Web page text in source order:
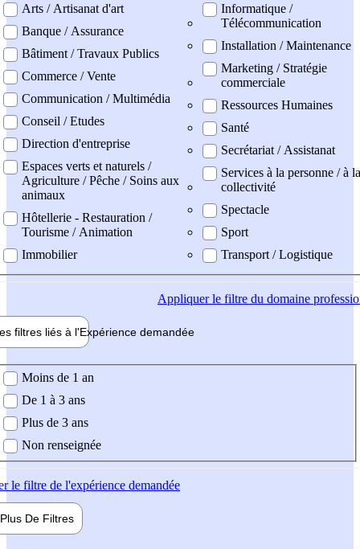
Arts / Artisanat d'art
Banque / Assurance
Bâtiment / Travaux Publics
Commerce / Vente
Communication / Multimédia
Conseil / Etudes
Direction d'entreprise
Espaces verts et naturels /
Agriculture / Pêche / Soins aux
animaux
Hôtellerie - Restauration /
Tourisme / Animation
Immobilier
Informatique /
Télécommunication
Installation / Maintenance
Marketing / Stratégie
commerciale
Ressources Humaines
Santé
Secrétariat / Assistanat
Services à la personne / à la
collectivité
Spectacle
Sport
Transport / Logistique
Appliquerle filtre du domaine
filtres liés à l'Expérience demandée
demandée
Moins de 1 an
De 1 à 3 ans
Plus de 3 ans
Non renseignée
le filtre de l'expérience demandée
Plus De Filtres